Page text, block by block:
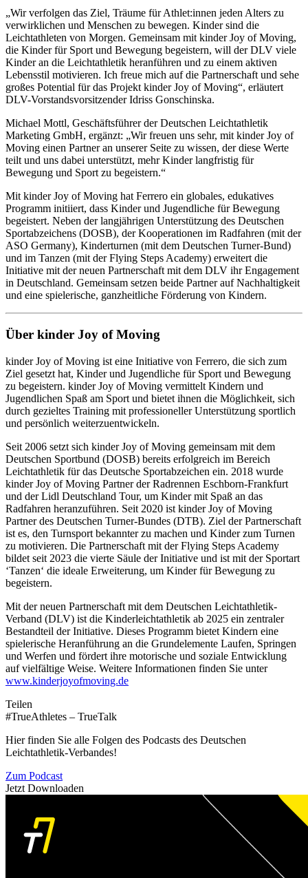
„Wir verfolgen das Ziel, Träume für Athlet:innen jeden Alters zu
verwirklichen und Menschen zu bewegen. Kinder sind die
Leichtathleten von Morgen. Gemeinsam mit kinder Joy of Moving,
die Kinder für Sport und Bewegung begeistern, will der DLV viele
Kinder an die Leichtathletik heranführen und zu einem aktiven
Lebensstil motivieren. Ich freue mich auf die Partnerschaft und sehe
großes Potential für das Projekt kinder Joy of Moving“, erläutert
DLV-Vorstandsvorsitzender Idriss Gonschinska.
Michael Mottl, Geschäftsführer der Deutschen Leichtathletik
Marketing GmbH, ergänzt: „Wir freuen uns sehr, mit kinder Joy of
Moving einen Partner an unserer Seite zu wissen, der diese Werte
teilt und uns dabei unterstützt, mehr Kinder langfristig für
Bewegung und Sport zu begeistern.“
Mit kinder Joy of Moving hat Ferrero ein globales, edukatives
Programm initiiert, dass Kinder und Jugendliche für Bewegung
begeistert. Neben der langjährigen Unterstützung des Deutschen
Sportabzeichens (DOSB), der Kooperationen im Radfahren (mit der
ASO Germany), Kinderturnen (mit dem Deutschen Turner-Bund)
und im Tanzen (mit der Flying Steps Academy) erweitert die
Initiative mit der neuen Partnerschaft mit dem DLV ihr Engagement
in Deutschland. Gemeinsam setzen beide Partner auf Nachhaltigkeit
und eine spielerische, ganzheitliche Förderung von Kindern.
Über kinder Joy of Moving
kinder Joy of Moving ist eine Initiative von Ferrero, die sich zum
Ziel gesetzt hat, Kinder und Jugendliche für Sport und Bewegung
zu begeistern. kinder Joy of Moving vermittelt Kindern und
Jugendlichen Spaß am Sport und bietet ihnen die Möglichkeit, sich
durch gezieltes Training mit professioneller Unterstützung sportlich
und persönlich weiterzuentwickeln.
Seit 2006 setzt sich kinder Joy of Moving gemeinsam mit dem
Deutschen Sportbund (DOSB) bereits erfolgreich im Bereich
Leichtathletik für das Deutsche Sportabzeichen ein. 2018 wurde
kinder Joy of Moving Partner der Radrennen Eschborn-Frankfurt
und der Lidl Deutschland Tour, um Kinder mit Spaß an das
Radfahren heranzuführen. Seit 2020 ist kinder Joy of Moving
Partner des Deutschen Turner-Bundes (DTB). Ziel der Partnerschaft
ist es, den Turnsport bekannter zu machen und Kinder zum Turnen
zu motivieren. Die Partnerschaft mit der Flying Steps Academy
bildet seit 2023 die vierte Säule der Initiative und ist mit der Sportart
‘Tanzen‘ die ideale Erweiterung, um Kinder für Bewegung zu
begeistern.
Mit der neuen Partnerschaft mit dem Deutschen Leichtathletik-
Verband (DLV) ist die Kinderleichtathletik ab 2025 ein zentraler
Bestandteil der Initiative. Dieses Programm bietet Kindern eine
spielerische Heranführung an die Grundelemente Laufen, Springen
und Werfen und fördert ihre motorische und soziale Entwicklung
auf vielfältige Weise. Weitere Informationen finden Sie unter
www.kinderjoyofmoving.de
Teilen
#TrueAthletes – TrueTalk
Hier finden Sie alle Folgen des Podcasts des Deutschen
Leichtathletik-Verbandes!
Zum Podcast
Jetzt Downloaden